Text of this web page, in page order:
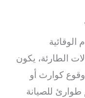
الوقائية
الطارئة، يكون
وقوع كوارث أو
للصيانة